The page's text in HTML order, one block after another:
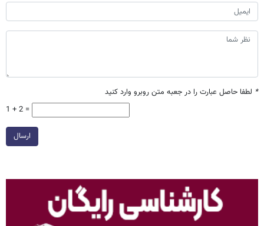
* لطفا حاصل عبارت را در جعبه متن روبرو وارد کنید
1 + 2 =
ارسال